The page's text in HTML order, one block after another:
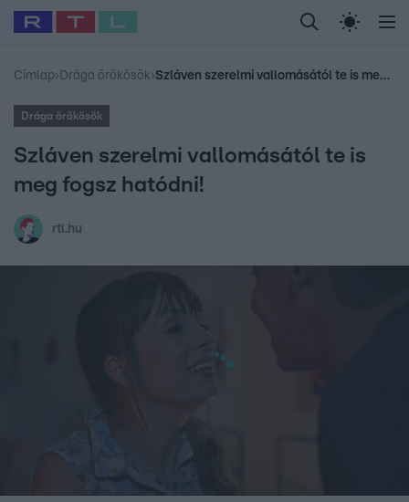
Legfrissebb RTL Híradó Randi Celeb vagyok,
Babits Marcella Most Wanted Gallusz
Címlap› Drága örökösök› Szláven szerelmi vallomásától te is meg fogsz hatódni!
Drága örökösök
Szláven szerelmi vallomásától te is
meg fogsz hatódni!
rtl.hu